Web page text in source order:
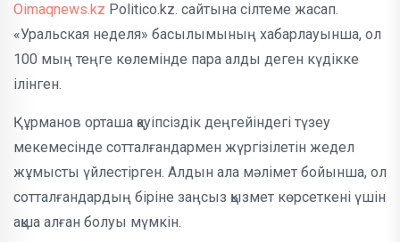
Oimaqnews.kz Politico.kz. сайтына сілтеме жасап.
«Уральская неделя» басылымының хабарлауынша, ол
100 мың теңге көлемінде пара алды деген күдікке
ілінген.
Құрманов орташа қауіпсіздік деңгейіндегі түзеу
мекемесінде сотталғандармен жүргізілетін жедел
жұмысты үйлестірген. Алдын ала мәлімет бойынша, ол
сотталғандардың біріне заңсыз қызмет көрсеткені үшін
ақша алған болуы мүмкін.